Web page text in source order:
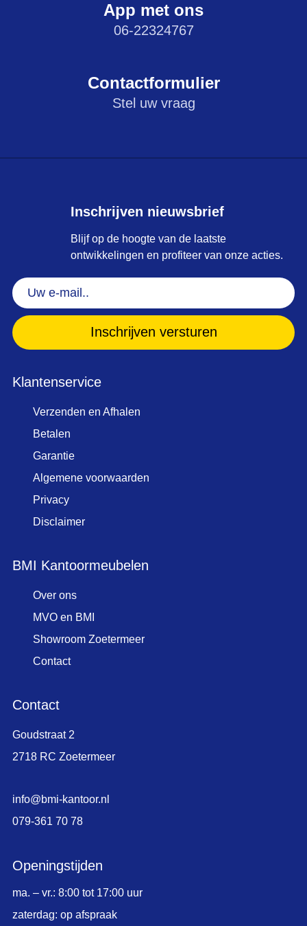
App met ons
06-22324767
Contactformulier
Stel uw vraag
Inschrijven nieuwsbrief
Blijf op de hoogte van de laatste
ontwikkelingen en profiteer van onze acties.
Uw
e-
mail..
Klantenservice
Verzenden en Afhalen
Betalen
Garantie
Algemene voorwaarden
Privacy
Disclaimer
BMI Kantoormeubelen
Over ons
MVO en BMI
Showroom Zoetermeer
Contact
Contact
Goudstraat 2
2718 RC Zoetermeer
info@bmi-kantoor.nl
079-361 70 78
Openingstijden
ma. – vr.: 8:00 tot 17:00 uur
zaterdag: op afspraak